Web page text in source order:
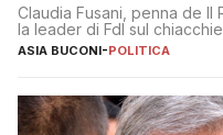
Claudia Fusani, penna de Il
la leader di FdI sul
ASIA BUCONI-POLITICA